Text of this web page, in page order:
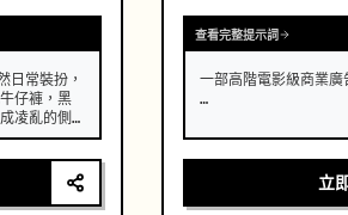
日常裝扮，
仔褲，黑
凌亂的側
查看完整提示詞
一部高階電影級商業廣
…
立